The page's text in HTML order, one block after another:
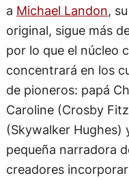
a Michael Landon,
original, sigue más
por lo que el núcleo
concentrará en los
de pioneros: papá
Caroline (Crosby
(Skywalker Hughes)
pequeña narradora
creadores